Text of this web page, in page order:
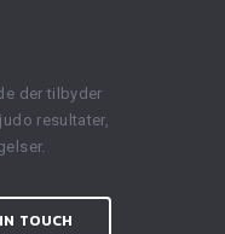
der tilbyder
resultater,
TOUCH